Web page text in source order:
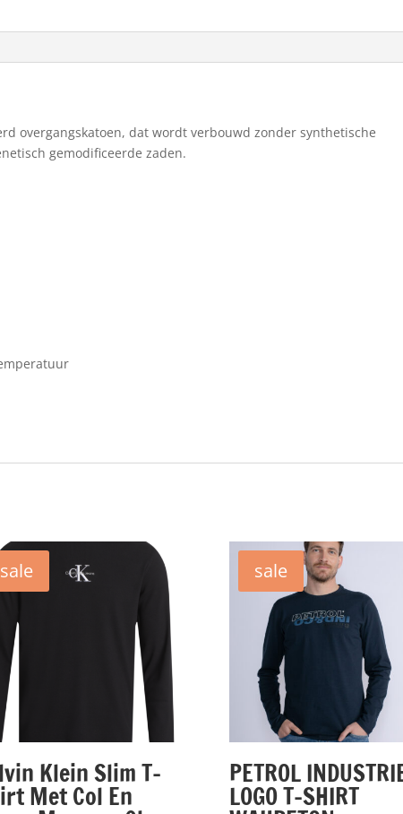
overgangskatoen, dat wordt verbouwd zonder synthetische
gemodificeerde zaden.
sale
Klein Slim T-
Met Col En
sale
PETROL
LOGO T-SHIRT